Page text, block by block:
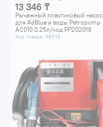
13 346 ₸
Рычажный пластиковый насос
для AdBlue и воды Petropump
AC010 0.25л/ход PP202019
Код товара: 66635